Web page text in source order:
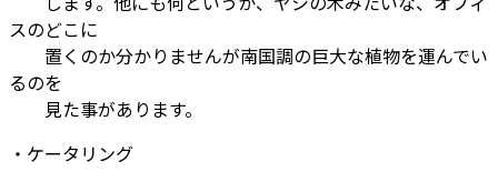
スのどこに
置くのか分かりませんが南国調の巨大な植物を運んでい
るのを
見た事があります。
・ケータリング